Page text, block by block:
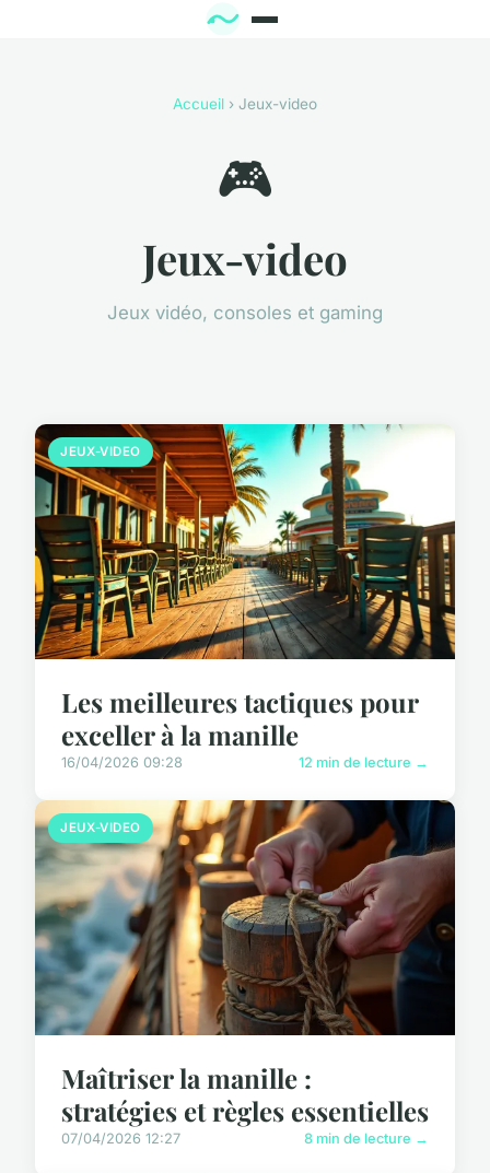
Accueil › Jeux-video
🎮
Jeux-video
Jeux vidéo, consoles et gaming
JEUX-VIDEO
Les meilleures tactiques pour
exceller à la manille
16/04/2026 09:28 12 min de lecture →
JEUX-VIDEO
Maîtriser la manille :
stratégies et règles essentielles
07/04/2026 12:27 8 min de lecture →